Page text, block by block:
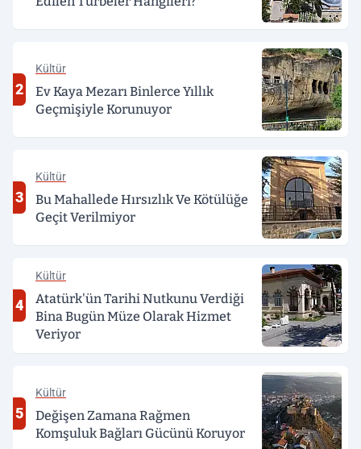
2
Kültür
Ev Kaya Mezarı Binlerce Yıllık
Geçmişiyle Korunuyor
3
Kültür
Bu Mahallede Hırsızlık Ve Kötülüğe
Geçit Verilmiyor
4
Kültür
Atatürk'ün Tarihi Nutkunu Verdiği
Bina Bugün Müze Olarak Hizmet
Veriyor
5
Kültür
Değişen Zamana Rağmen
Komşuluk Bağları Gücünü Koruyor